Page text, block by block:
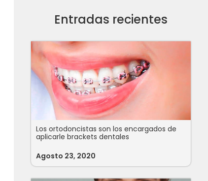
Entradas recientes
Los ortodoncistas son los encargados de
aplicarle brackets dentales
Agosto 23, 2020